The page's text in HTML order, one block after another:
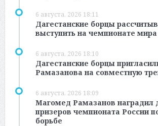
6 августа, 2026 18:11
Дагестанские борцы
выступить на чемпионате мира
6 августа, 2026 18:10
Дагестанские борцы
Рамазанова на совместную
6 августа, 2026 18:09
Магомед Рамазанов наградил
призеров чемпионата России
борьбе